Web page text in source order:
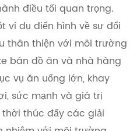
điều tối quan trọng.
ví dụ điển hình về sự đổi
thân thiện với môi trường
bán đồ ăn và nhà hàng
vụ ăn uống lớn, khay
sức mạnh và giá trị
thúc đẩy các giải